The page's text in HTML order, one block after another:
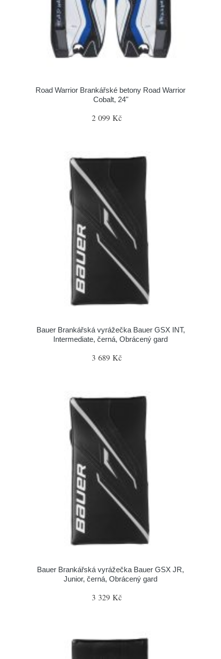
Road Warrior Brankářské betony Road Warrior
Cobalt, 24"
2 099 Kč
Bauer Brankářská vyrážečka Bauer GSX INT,
Intermediate, černá, Obrácený gard
3 689 Kč
Bauer Brankářská vyrážečka Bauer GSX JR,
Junior, černá, Obrácený gard
3 329 Kč